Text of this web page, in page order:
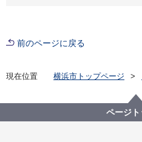
前のページに戻る
現在位置 横浜市トップページ
地産地消の取組「買う・
よこはまの農畜産物を
ト店等)
ページ